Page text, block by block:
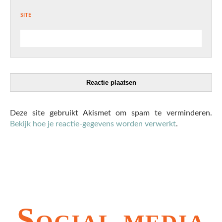
site
Deze site gebruikt Akismet om spam te verminderen.
Bekijk hoe je reactie-gegevens worden verwerkt.